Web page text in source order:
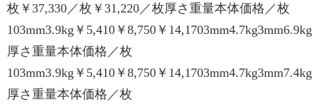
枚￥37,330／枚￥31,220／枚厚さ重量本体価格／枚
103mm3.9kg￥5,410￥8,750￥14,1703mm4.7kg3mm6.9kg
厚さ重量本体価格／枚
103mm3.9kg￥5,410￥8,750￥14,1703mm4.7kg3mm7.4kg
厚さ重量本体価格／枚